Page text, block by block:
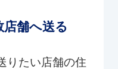
店舗へ送る
りたい店舗の住